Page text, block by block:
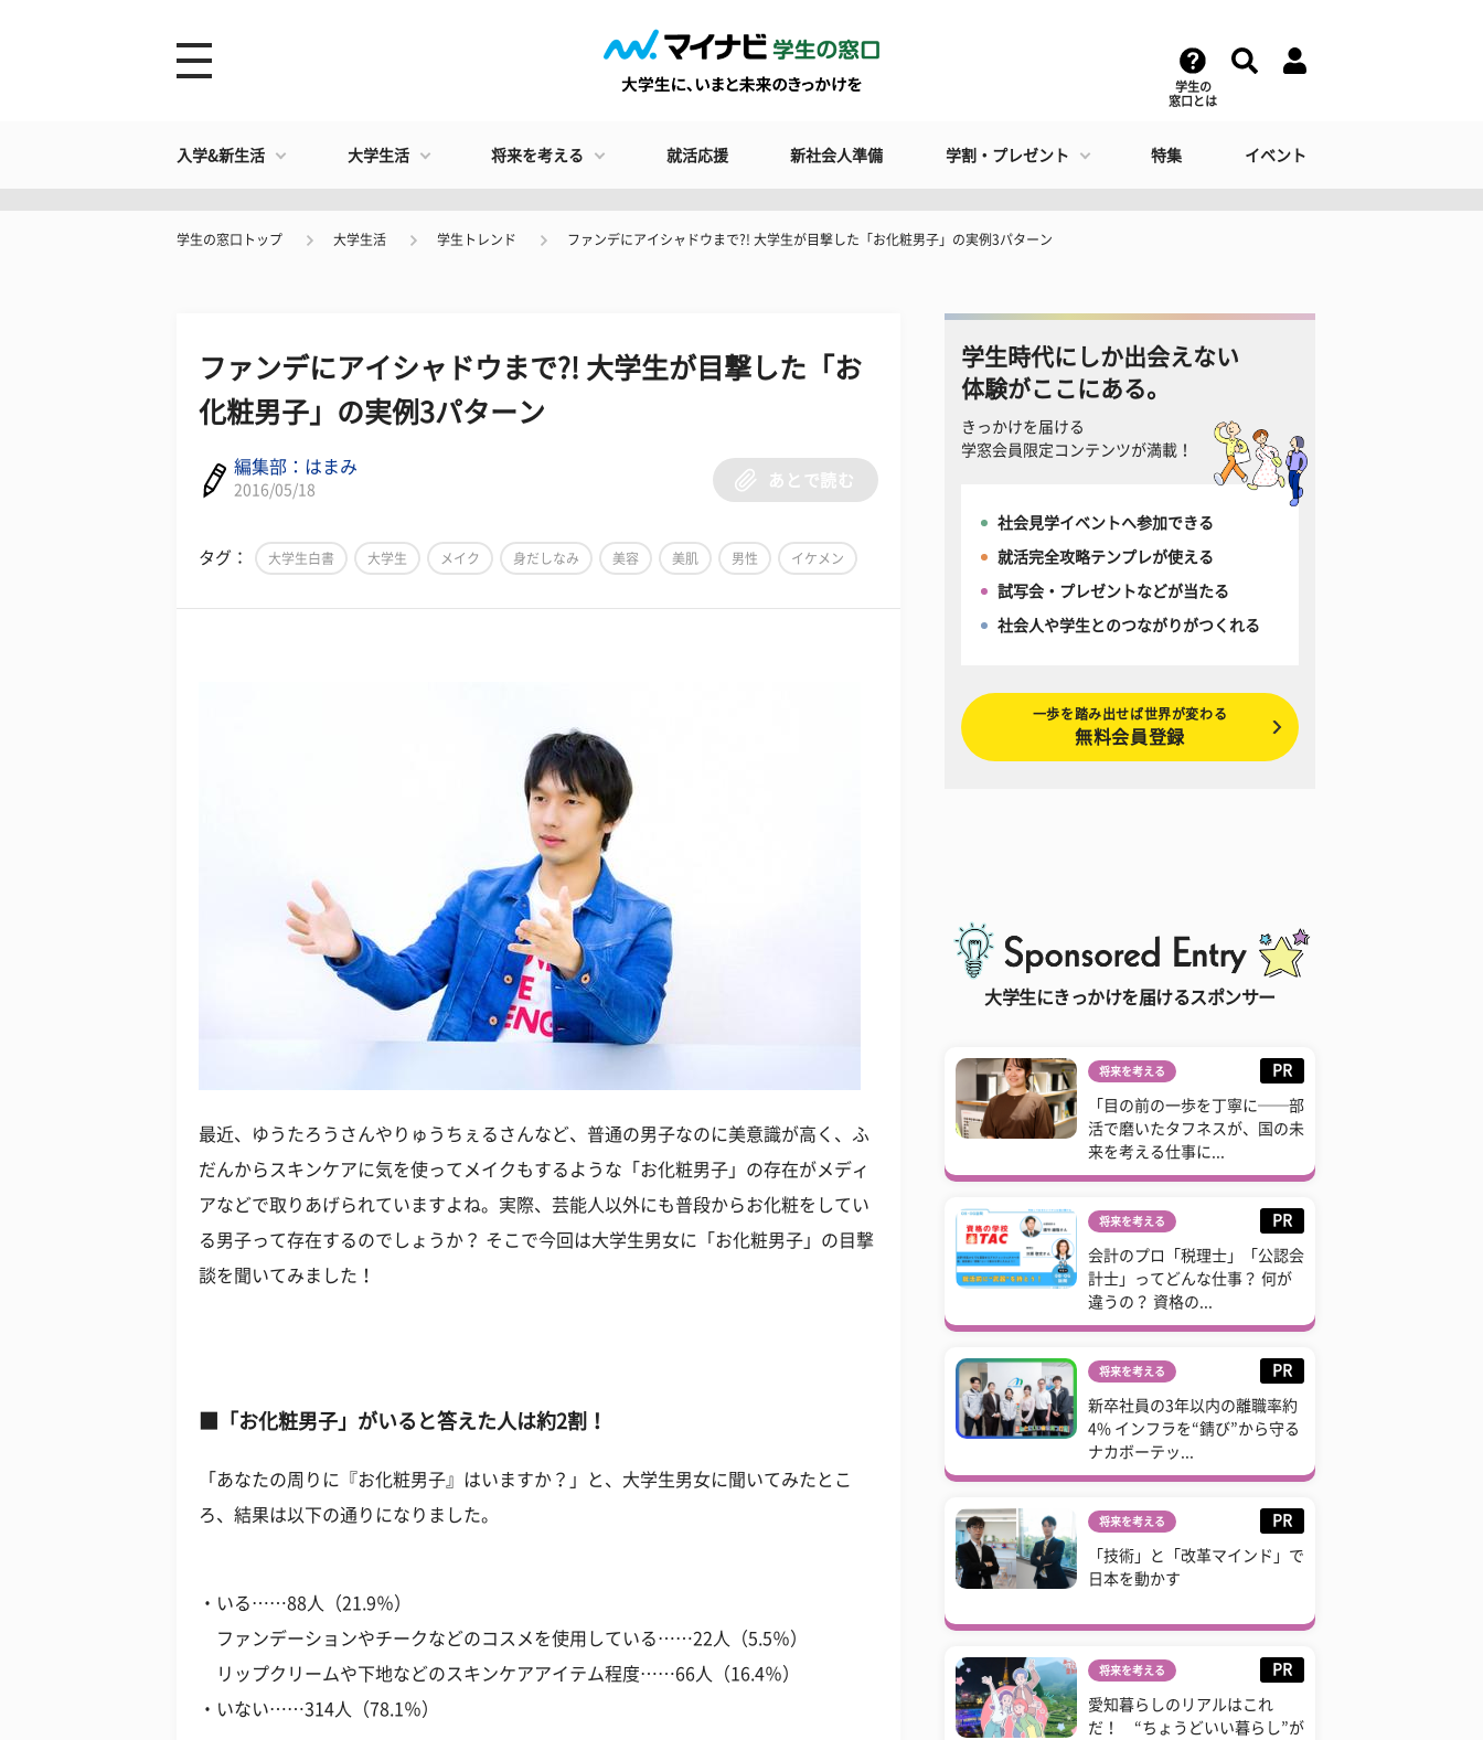
学生の
窓口とは
入学&新生活 大学生活 将来を考える 就活応援 新社会人準備 学割・プレゼント 特集 イベント
学生の窓口トップ 大学生活 学生トレンド ファンデにアイシャドウまで?! 大学生が目撃した「お化粧男子」の実例3パターン
ファンデにアイシャドウまで?! 大学生が目撃した「お
化粧男子」の実例3パターン
編集部：はまみ
2016/05/18
あとで読む
タグ： 大学生白書 大学生 メイク 身だしなみ 美容 美肌 男性 イケメン
最近、ゆうたろうさんやりゅうちぇるさんなど、普通の男子なのに美意識が高く、ふ
だんからスキンケアに気を使ってメイクもするような「お化粧男子」の存在がメディ
アなどで取りあげられていますよね。実際、芸能人以外にも普段からお化粧をしてい
る男子って存在するのでしょうか？ そこで今回は大学生男女に「お化粧男子」の目撃
談を聞いてみました！
■「お化粧男子」がいると答えた人は約2割！
「あなたの周りに『お化粧男子』はいますか？」と、大学生男女に聞いてみたとこ
ろ、結果は以下の通りになりました。
・いる……88人（21.9％）
ファンデーションやチークなどのコスメを使用している……22人（5.5％）
リップクリームや下地などのスキンケアアイテム程度……66人（16.4％）
・いない……314人（78.1％）
学生時代にしか出会えない
体験がここにある。
きっかけを届ける
学窓会員限定コンテンツが満載！
社会見学イベントへ参加できる
就活完全攻略テンプレが使える
試写会・プレゼントなどが当たる
社会人や学生とのつながりがつくれる
一歩を踏み出せば世界が変わる
無料会員登録
大学生にきっかけを届けるスポンサー
将来を考える PR
「目の前の一歩を丁寧に──部
活で磨いたタフネスが、国の未
来を考える仕事に...
将来を考える PR
会計のプロ「税理士」「公認会
計士」ってどんな仕事？ 何が
違うの？ 資格の...
将来を考える PR
新卒社員の3年以内の離職率約
4% インフラを“錆び”から守る
ナカボーテッ...
将来を考える PR
「技術」と「改革マインド」で
日本を動かす
将来を考える PR
愛知暮らしのリアルはこれ
だ！ “ちょうどいい暮らし”が